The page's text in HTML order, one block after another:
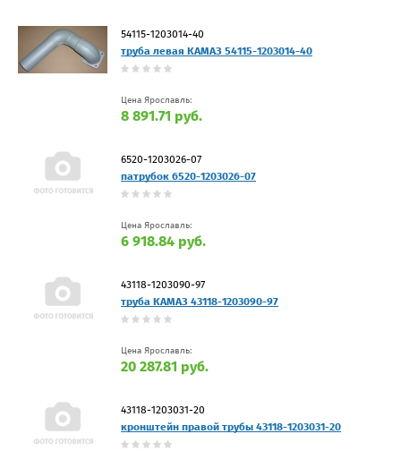
54115-1203014-40
труба левая КАМАЗ 54115-1203014-40
Цена Ярославль:
8 891.71 руб.
6520-1203026-07
патрубок 6520-1203026-07
Цена Ярославль:
6 918.84 руб.
43118-1203090-97
труба КАМАЗ 43118-1203090-97
Цена Ярославль:
20 287.81 руб.
43118-1203031-20
кронштейн правой трубы 43118-1203031-20